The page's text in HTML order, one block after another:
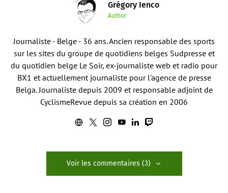
Grégory Ienco
Author
Journaliste - Belge - 36 ans. Ancien responsable des sports
sur les sites du groupe de quotidiens belges Sudpresse et
du quotidien belge Le Soir, ex-journaliste web et radio pour
BX1 et actuellement journaliste pour l'agence de presse
Belga. Journaliste depuis 2009 et responsable adjoint de
CyclismeRevue depuis sa création en 2006
Voir les commentaires (3)